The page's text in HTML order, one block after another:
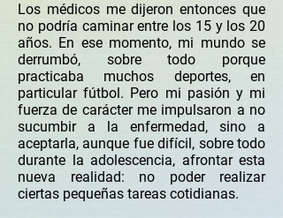
Los médicos me dijeron entonces que
no podría caminar entre los 15 y los 20
años. En ese momento, mi mundo se
derrumbó, sobre todo porque
practicaba muchos deportes, en
particular fútbol. Pero mi pasión y mi
fuerza de carácter me impulsaron a no
sucumbir a la enfermedad, sino a
aceptarla, aunque fue difícil, sobre todo
durante la adolescencia, afrontar esta
nueva realidad: no poder realizar
ciertas pequeñas tareas cotidianas.